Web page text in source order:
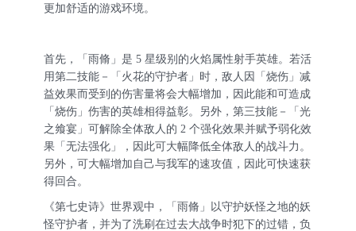
更加舒适的游戏环境。
首先，「雨脩」是 5 星级别的火焰属性射手英雄。若活
用第二技能－「火花的守护者」时，敌人因「烧伤」减
益效果而受到的伤害量将会大幅增加，因此能和可造成
「烧伤」伤害的英雄相得益彰。另外，第三技能－「光
之飨宴」可解除全体敌人的 2 个强化效果并赋予弱化效
果「无法强化」，因此可大幅降低全体敌人的战斗力。
另外，可大幅增加自己与我军的速攻值，因此可快速获
得回合。
《第七史诗》世界观中，「雨脩」以守护妖怪之地的妖
怪守护者，并为了洗刷在过去大战争时犯下的过错，负